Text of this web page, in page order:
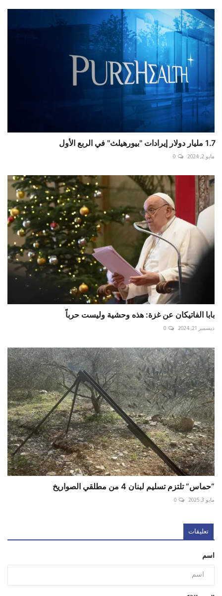
1.7 مليار دولار إيرادات "بيورهيلث" في الربع الأول
مايو 2, 2024 0
بابا الفاتيكان عن غزة: هذه وحشية وليست حرباً
ديسمبر 21, 2024 0
“حماس” تلتزم تسليم لبنان 4 من مطلقي الصواريخ
مايو 3, 2025 0
تعليقات
اسم